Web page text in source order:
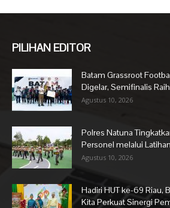
PILIHAN EDITOR
Batam Grassroot
Digelar, Semifinalis
Agustus 10, 2026
Polres Natuna
Personel melalui
Agustus 10, 2026
Hadiri HUT ke-69 Riau,
Kita Perkuat Sinergi